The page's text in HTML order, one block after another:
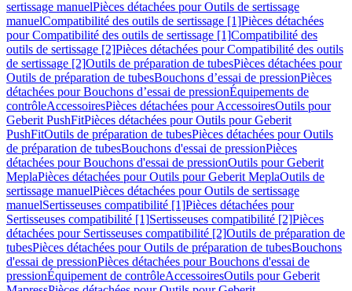
sertissage manuelPièces détachées pour Outils de sertissage
manuelCompatibilité des outils de sertissage [1]Pièces détachées
pour Compatibilité des outils de sertissage [1]Compatibilité des
outils de sertissage [2]Pièces détachées pour Compatibilité des outils
de sertissage [2]Outils de préparation de tubesPièces détachées pour
Outils de préparation de tubesBouchons d’essai de pressionPièces
détachées pour Bouchons d’essai de pressionÉquipements de
contrôleAccessoiresPièces détachées pour AccessoiresOutils pour
Geberit PushFitPièces détachées pour Outils pour Geberit
PushFitOutils de préparation de tubesPièces détachées pour Outils
de préparation de tubesBouchons d'essai de pressionPièces
détachées pour Bouchons d'essai de pressionOutils pour Geberit
MeplaPièces détachées pour Outils pour Geberit MeplaOutils de
sertissage manuelPièces détachées pour Outils de sertissage
manuelSertisseuses compatibilité [1]Pièces détachées pour
Sertisseuses compatibilité [1]Sertisseuses compatibilité [2]Pièces
détachées pour Sertisseuses compatibilité [2]Outils de préparation de
tubesPièces détachées pour Outils de préparation de tubesBouchons
d'essai de pressionPièces détachées pour Bouchons d'essai de
pressionÉquipement de contrôleAccessoiresOutils pour Geberit